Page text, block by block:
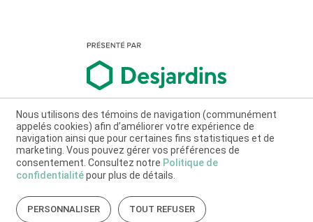
Nous utilisons des témoins de navigation (communément
appelés cookies) afin d’améliorer votre expérience de
navigation ainsi que pour certaines fins statistiques et de
marketing. Vous pouvez gérer vos préférences de
consentement. Consultez notre Politique de
confidentialitépour plus de détails.
PERSONNALISER TOUT REFUSER